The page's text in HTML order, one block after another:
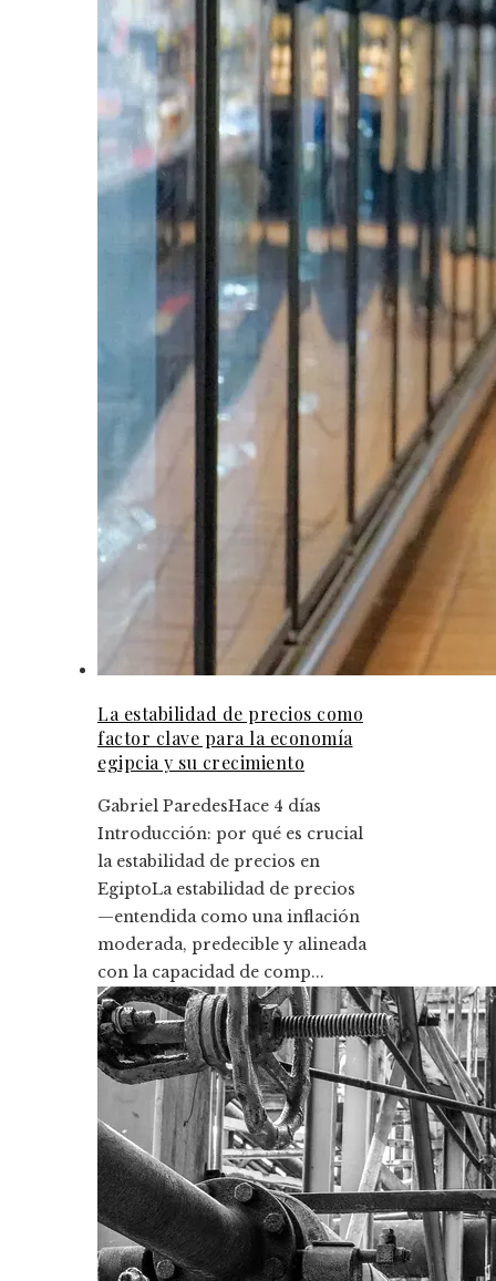
La estabilidad de precios como
factor clave para la economía
egipcia y su crecimiento
Gabriel ParedesHace 4 días
Introducción: por qué es crucial
la estabilidad de precios en
EgiptoLa estabilidad de precios
—entendida como una inflación
moderada, predecible y alineada
con la capacidad de comp...